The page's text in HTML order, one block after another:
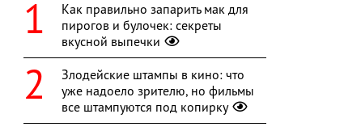
Как правильно запарить мак для
пирогов и булочек: секреты
вкусной выпечки
Злодейские штампы в кино: что
уже надоело зрителю, но фильмы
все штампуются под копирку